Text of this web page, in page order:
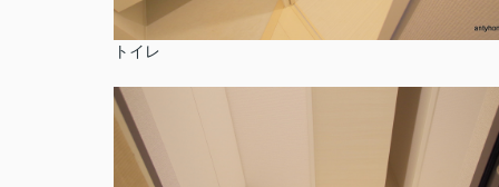
トイレ